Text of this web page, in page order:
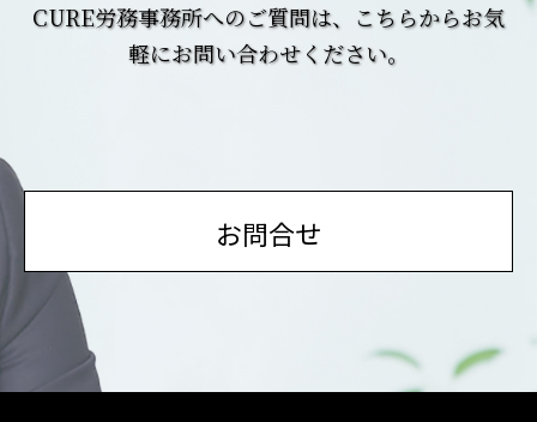
CURE労務事務所へのご質問は、こちらからお気
軽にお問い合わせください。
お問合せ